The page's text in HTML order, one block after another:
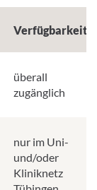
Verfügbarkeit
überall
zugänglich
nur im Uni-
und/oder
Kliniknetz